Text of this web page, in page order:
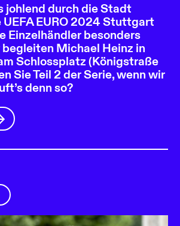
johlend durch die Stadt
UEFA EURO 2024 Stuttgart
Einzelhändler besonders
Michael Heinz in
Schlossplatz (Königstraße
Sie Teil 2 der Serie, wenn wir
denn so?